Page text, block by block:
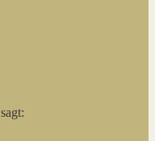
sagt: